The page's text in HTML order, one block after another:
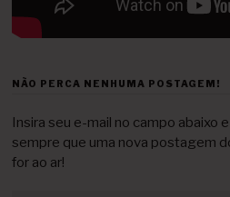
NÃO PERCA NENHUMA POSTAGEM!
Insira seu e-mail no campo abaixo
sempre que uma nova postagem
for ao ar!